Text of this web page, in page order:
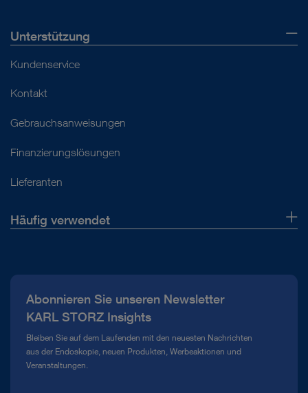
Unterstützung
Kundenservice
Kontakt
Gebrauchsanweisungen
Finanzierungslösungen
Lieferanten
Häufig verwendet
Compliance Hotline
Mediathek
Abonnieren Sie unseren Newsletter
KARL STORZ Insights
Bleiben Sie auf dem Laufenden mit den neuesten Nachrichten
aus der Endoskopie, neuen Produkten, Werbeaktionen und
Veranstaltungen.